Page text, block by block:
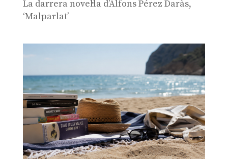
La darrera novel·la d’Alfons Pérez Daràs,
‘Malparlat’